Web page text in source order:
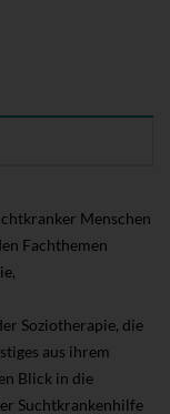
Menschen
Fachthemen
Soziotherapie, die
aus ihrem
Blick in die
Suchtkrankenhilfe